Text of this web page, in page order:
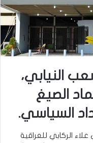
النيابي،
الصيغ
السياسي.
الركابي للعراقية